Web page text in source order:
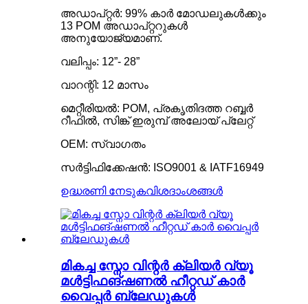
അഡാപ്റ്റർ: 99% കാർ മോഡലുകൾക്കും
13 POM അഡാപ്റ്ററുകൾ
അനുയോജ്യമാണ്.
വലിപ്പം: 12”- 28”
വാറന്റി: 12 മാസം
മെറ്റീരിയൽ: POM, പ്രകൃതിദത്ത റബ്ബർ
റീഫിൽ, സിങ്ക് ഇരുമ്പ് അലോയ് പ്ലേറ്റ്
OEM: സ്വാഗതം
സർട്ടിഫിക്കേഷൻ: ISO9001 & IATF16949
ഉദ്ധരണി നേടുകവിശദാംശങ്ങൾ
മികച്ച സ്നോ വിന്റർ ക്ലിയർ വ്യൂ
മൾട്ടിഫങ്ഷണൽ ഹീറ്റഡ് കാർ
വൈപ്പർ ബ്ലേഡുകൾ